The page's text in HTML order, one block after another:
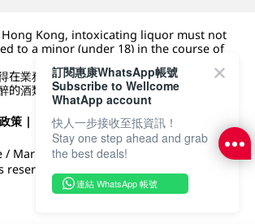
Kong, intoxicating liquor must not
to a minor (under 18) in the course of
在業務過程中，向未成年人 (18 歲以下人士)
的酒類。
策 | DFI零售集團
Market Place. The Dairy Farm Company
訂閱惠康WhatsApp帳號
Subscribe to Wellcome
WhatApp account
快人一步接收至抵資訊！
Stay one step ahead and grab
the best deals!
連結 WhatsApp 帳號